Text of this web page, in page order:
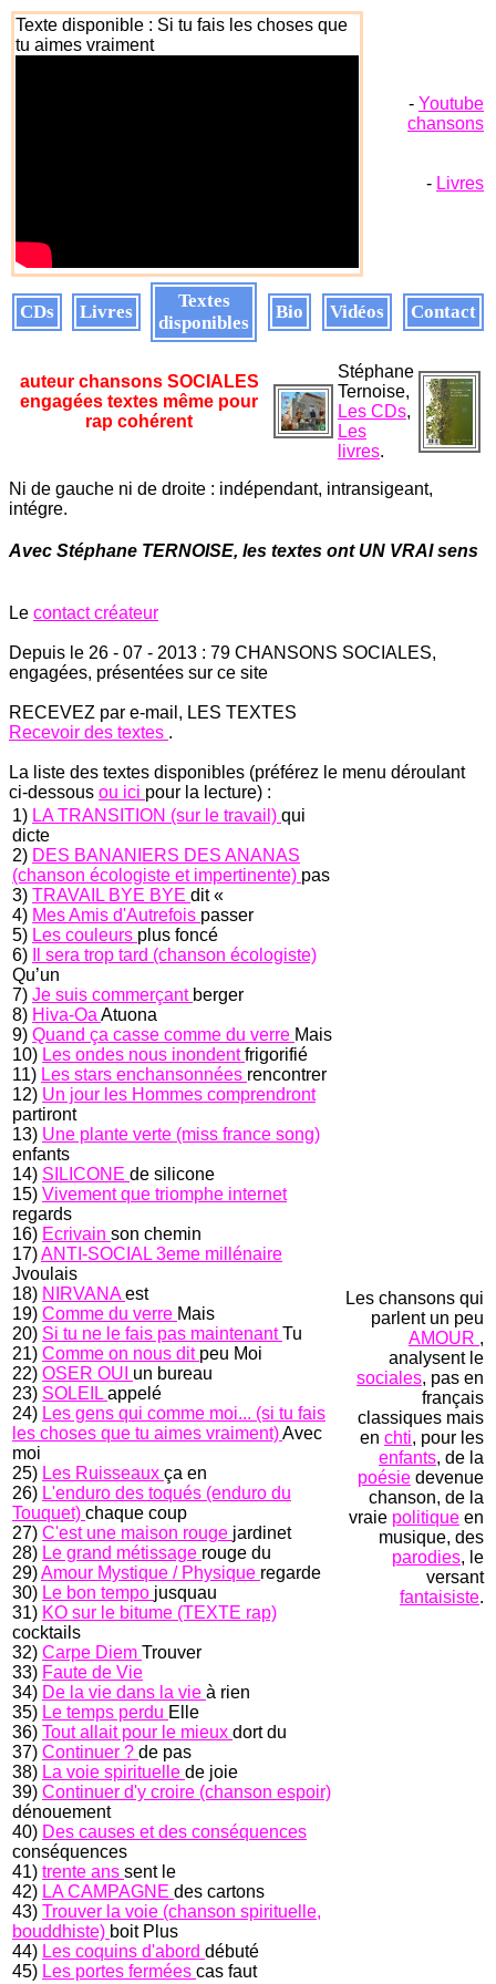
Texte disponible : Si tu fais les choses que
tu aimes vraiment
- Youtube
chansons
- Livres
CDs Livres
Textes
disponibles
Bio Vidéos Contact
auteur chansons SOCIALES
engagées textes même pour
rap cohérent
Stéphane
Ternoise,
Les CDs,
Les
livres.
Ni de gauche ni de droite : indépendant, intransigeant,
intégre.
Avec Stéphane TERNOISE, les textes ont UN VRAI sens
Le contact créateur
Depuis le 26 - 07 - 2013 : 79 CHANSONS SOCIALES,
engagées, présentées sur ce site
RECEVEZ par e-mail, LES TEXTES
Recevoir des textes .
La liste des textes disponibles (préférez le menu déroulant
ci-dessous ou ici pour la lecture) :
1) LA TRANSITION (sur le travail) qui
dicte
2) DES BANANIERS DES ANANAS
(chanson écologiste et impertinente) pas
3) TRAVAIL BYE BYE dit «
4) Mes Amis d'Autrefois passer
5) Les couleurs plus foncé
6)
Il sera trop tard (chanson écologiste)
Qu’un
7) Je suis commerçant berger
8) Hiva-Oa Atuona
9) Quand ça casse comme du verre Mais
10) Les ondes nous inondentfrigorifié
11) Les stars enchansonnées rencontrer
12) Un jour les Hommes comprendront
partiront
13) Une plante verte (miss france song)
enfants
14) SILICONE de silicone
15) Vivement que triomphe internet
regards
16) Ecrivain son chemin
17)ANTI-SOCIAL 3eme millénaire
Jvoulais
18) NIRVANAest
19) Comme du verre Mais
20) Si tu ne le fais pas maintenantTu
21) Comme on nous dit peu Moi
22) OSER OUI un bureau
23) SOLEIL appelé
24) Les gens qui comme moi... (si tu fais
les choses que tu aimes vraiment)Avec
moi
25) Les Ruisseaux ça en
26) L'enduro des toqués (enduro du
Touquet) chaque coup
27) C'est une maison rouge jardinet
28) Le grand métissage rouge du
29)Amour Mystique / Physique regarde
30) Le bon tempo jusquau
31) KO sur le bitume (TEXTE rap)
cocktails
32) Carpe Diem Trouver
33) Faute de Vie
34) De la vie dans la vie à rien
35) Le temps perdu Elle
36) Tout allait pour le mieux dort du
37) Continuer ? de pas
38) La voie spirituelle de joie
39) Continuer d'y croire (chanson espoir)
dénouement
40) Des causes et des conséquences
conséquences
41) trente ans sent le
42) LA CAMPAGNE des cartons
43) Trouver la voie (chanson spirituelle,
bouddhiste) boit Plus
44) Les coquins d'abord débuté
45) Les portes fermées cas faut
Les chansons qui
parlent un peu
AMOUR ,
analysent le
sociales, pas en
français
classiques mais
en chti, pour les
enfants, de la
poésie devenue
chanson, de la
vraie politique en
musique, des
parodies, le
versant
fantaisiste.